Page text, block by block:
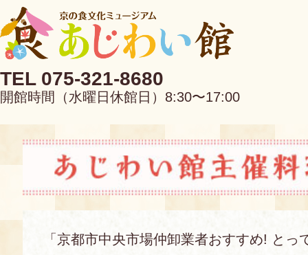
TEL 075-321-8680
開館時間（水曜日休館日）8:30〜17:00
EN 中文
「京都市中央市場仲卸業者おすすめ! とっ